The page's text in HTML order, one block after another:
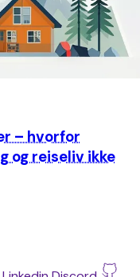
– hvorfor
og reiseliv ikke